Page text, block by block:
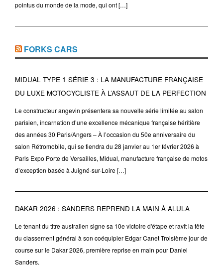
pointus du monde de la mode, qui ont […]
FORKS CARS
MIDUAL TYPE 1 SÉRIE 3 : LA MANUFACTURE FRANÇAISE
DU LUXE MOTOCYCLISTE À L’ASSAUT DE LA PERFECTION
Le constructeur angevin présentera sa nouvelle série limitée au salon
parisien, incarnation d’une excellence mécanique française héritière
des années 30 Paris/Angers – À l’occasion du 50e anniversaire du
salon Rétromobile, qui se tiendra du 28 janvier au 1er février 2026 à
Paris Expo Porte de Versailles, Midual, manufacture française de motos
d’exception basée à Juigné-sur-Loire […]
DAKAR 2026 : SANDERS REPREND LA MAIN À ALULA
Le tenant du titre australien signe sa 10e victoire d'étape et ravit la tête
du classement général à son coéquipier Edgar Canet Troisième jour de
course sur le Dakar 2026, première reprise en main pour Daniel
Sanders.